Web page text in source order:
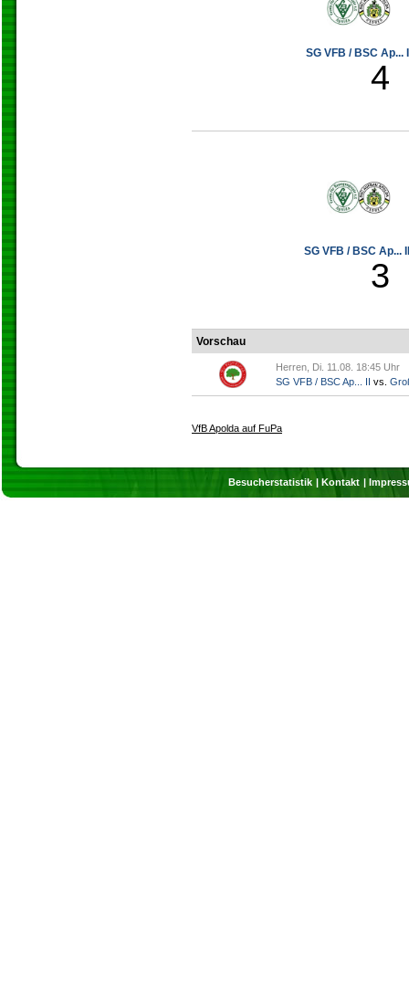
SG VFB / BSC Ap...
4
SG VFB / BSC Ap...
3
Vorschau
Herren, Di. 11.08. 18:45 Uhr
SG VFB / BSC Ap... II vs.
VfB Apolda auf FuPa
Besucherstatistik Kontakt